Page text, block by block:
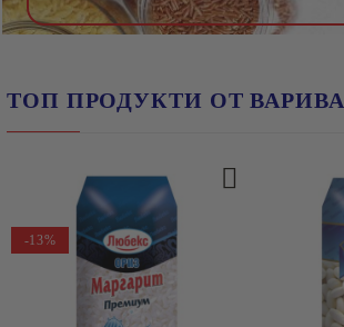
ТОП ПРОДУКТИ ОТ ВАРИВА
-13%